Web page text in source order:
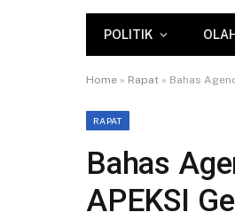
POLITIK
Home » Rapat » Bahas
RAPAT
Bahas
APEKSI